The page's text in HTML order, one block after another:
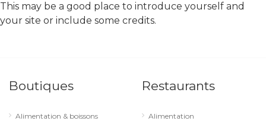
This may be a good place to introduce yourself and
your site or include some credits.
Boutiques
Alimentation & boissons
Restaurants
Alimentation